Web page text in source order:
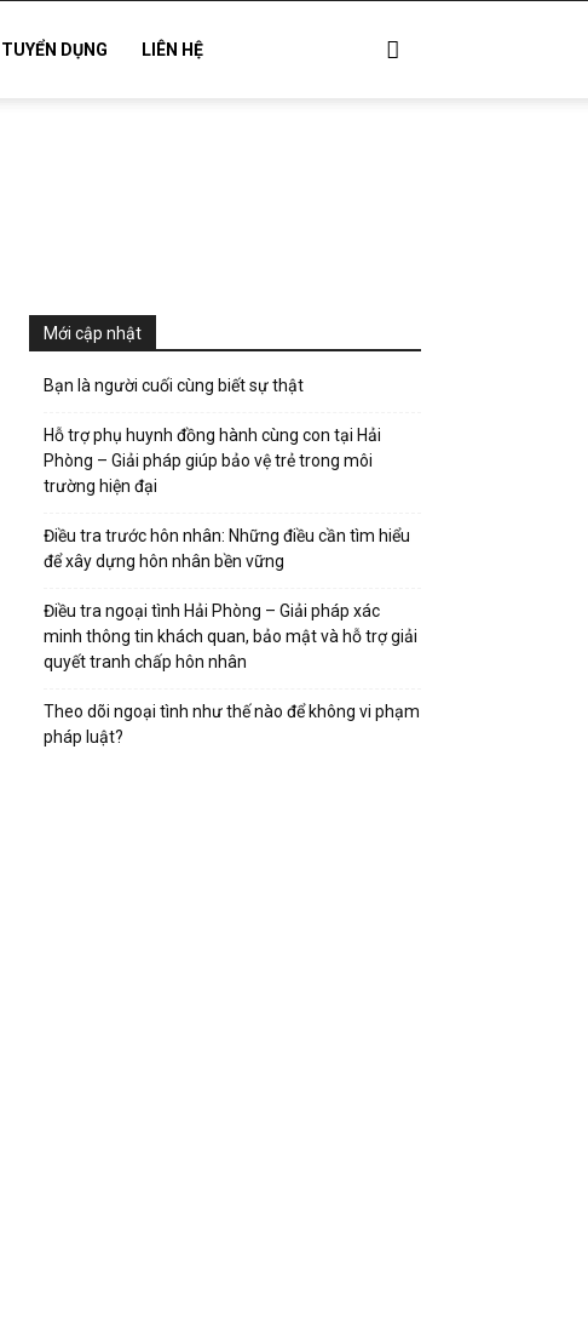
TUYỂN DỤNG LIÊN HỆ
Mới cập nhật
Bạn là người cuối cùng biết sự thật
Hỗ trợ phụ huynh đồng hành cùng con tại Hải
Phòng – Giải pháp giúp bảo vệ trẻ trong môi
trường hiện đại
Điều tra trước hôn nhân: Những điều cần tìm hiểu
để xây dựng hôn nhân bền vững
Điều tra ngoại tình Hải Phòng – Giải pháp xác
minh thông tin khách quan, bảo mật và hỗ trợ giải
quyết tranh chấp hôn nhân
Theo dõi ngoại tình như thế nào để không vi phạm
pháp luật?